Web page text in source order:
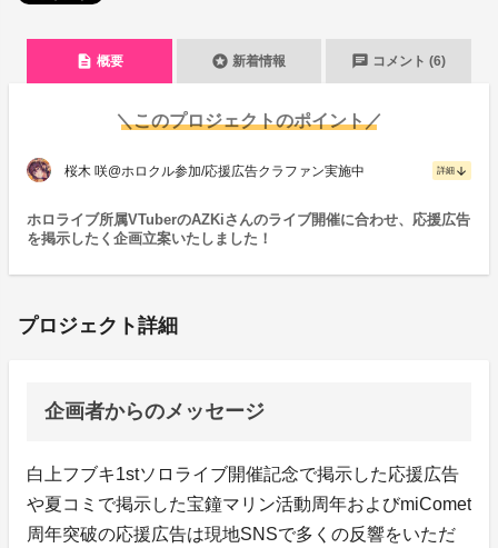
description 概要 stars 新着情報 chat コメント (6)
＼このプロジェクトのポイント／
桜木 咲@ホロクル参加/応援広告クラファン実施中 詳細 arrow_downward
ホロライブ所属VTuberのAZKiさんのライブ開催に合わせ、応援広告
を掲示したく企画立案いたしました！
プロジェクト詳細
企画者からのメッセージ
白上フブキ1stソロライブ開催記念で掲示した応援広告
や夏コミで掲示した宝鐘マリン活動周年およびmiComet
周年突破の応援広告は現地SNSで多くの反響をいただ